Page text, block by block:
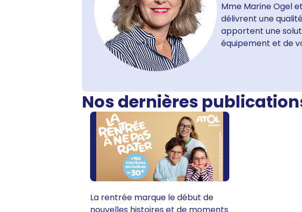
Mme Marine Ogel
délivrent une
apportent une
équipement et de
Nos dernières
La rentrée marque le début de